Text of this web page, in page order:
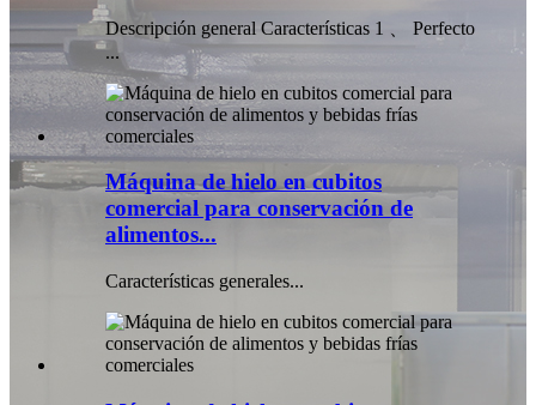
Descripción general Características 1 、 Perfecto
...
Máquina de hielo en cubitos
comercial para conservación de
alimentos...
Características generales...